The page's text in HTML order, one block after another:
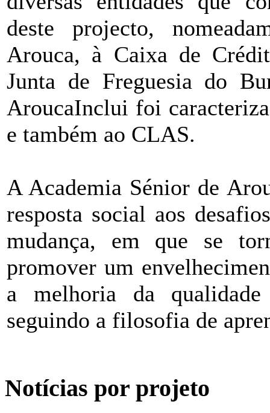
deste projecto,
Arouca, à Caixa de
Junta de Freguesia do
AroucaInclui foi
e também ao CLAS.
A Academia Sénior de
resposta social aos
mudança, em que se
promover um
a melhoria da
seguindo a filosofia de
Notícias por projeto